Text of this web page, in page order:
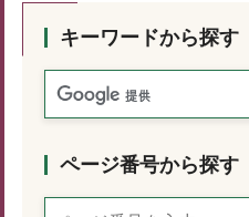
キーワードから探す
ページ番号から探す